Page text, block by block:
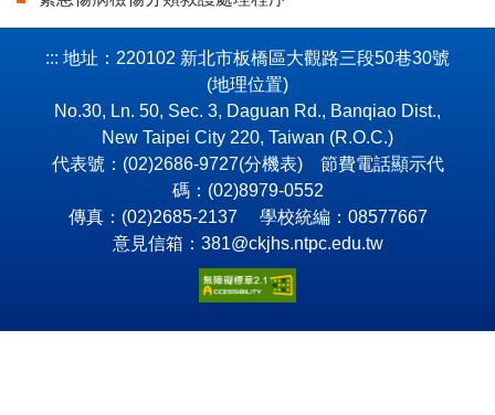
::: 地址：220102 新北市板橋區大觀路三段50巷30號
(地理位置)
No.30, Ln. 50, Sec. 3, Daguan Rd., Banqiao Dist.,
New Taipei City 220, Taiwan (R.O.C.)
代表號：(02)2686-9727(分機表) 節費電話顯示代
碼：(02)8979-0552
傳真：(02)2685-2137 學校統編：08577667
意見信箱：381@ckjhs.ntpc.edu.tw